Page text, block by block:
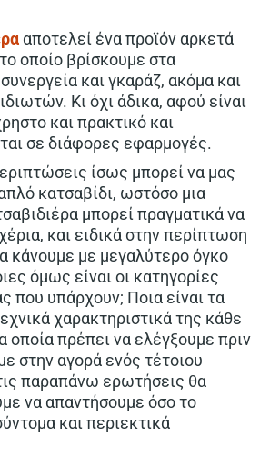
αποτελεί ένα προϊόν αρκετά
οποίο βρίσκουμε στα
και γκαράζ, ακόμα και
Κι όχι άδικα, αφού είναι
και πρακτικό και
σε διάφορες εφαρμογές.
ίσως μπορεί να μας
κατσαβίδι, ωστόσο μια
μπορεί πραγματικά να
και ειδικά στην περίπτωση
κάνουμε με μεγαλύτερο όγκο
όμως είναι οι κατηγορίες
που υπάρχουν; Ποια είναι τα
χαρακτηριστικά της κάθε
οποία πρέπει να ελέγξουμε πριν
στην αγορά ενός τέτοιου
παραπάνω ερωτήσεις θα
να απαντήσουμε όσο το
και περιεκτικά